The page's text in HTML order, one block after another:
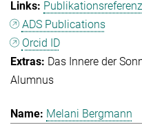
ADS Publications
Orcid ID
Das Innere der
Alumnus
Melani Bergmann